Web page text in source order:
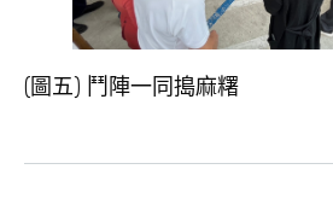
(圖五) 鬥陣一同搗麻糬